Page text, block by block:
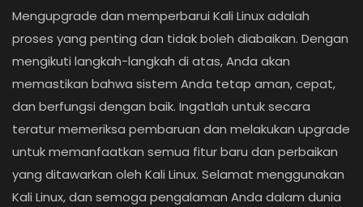
Mengupgrade dan memperbarui Kali Linux adalah
proses yang penting dan tidak boleh diabaikan. Dengan
mengikuti langkah-langkah di atas, Anda akan
memastikan bahwa sistem Anda tetap aman, cepat,
dan berfungsi dengan baik. Ingatlah untuk secara
teratur memeriksa pembaruan dan melakukan upgrade
untuk memanfaatkan semua fitur baru dan perbaikan
yang ditawarkan oleh Kali Linux. Selamat menggunakan
Kali Linux, dan semoga pengalaman Anda dalam dunia